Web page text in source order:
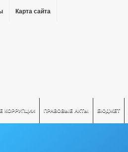
Карта сайта
КОРРУПЦИИ ПРАВОВЫЕ АКТЫ БЮДЖЕТ